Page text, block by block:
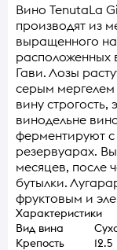
Вино TenutaLa
производят из
выращенного
расположенных
Гави. Лозы
серым
вину строгость,
винодельне
ферментируют с
резервуарах.
месяцев, после
бутылки.
фруктовым и
Характеристики
Вид вина
Крепость
12.5